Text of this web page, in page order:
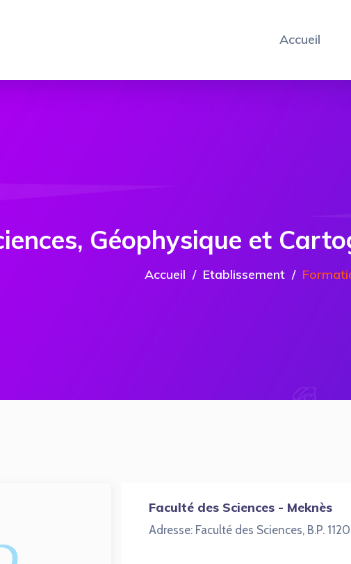
Accueil
Géophysique et
Accueil Etablissement
Faculté des Sciences - Meknès
Adresse: Faculté des Sciences, B.P.